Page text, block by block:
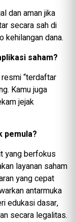
dan aman jika
secara sah di
kehilangan dana.
saham?
“terdaftar
Kamu juga
jejak
pemula?
yang berfokus
layanan saham
yang cepat
antarmuka
edukasi dasar,
secara legalitas.